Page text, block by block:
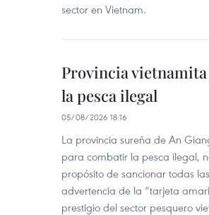
sector en Vietnam.
Provincia
la pesca ilegal
05/08/2026 18:16
La provincia sureña de An
para combatir la pesca ilegal,
propósito de sancionar todas
advertencia de la “tarjeta
prestigio del sector pesquero